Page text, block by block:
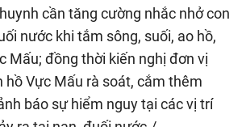
cần tăng cường nhắc nhở con
nước khi tắm sông, suối, ao hồ,
Mấu; đồng thời kiến nghị đơn vị
hồ Vực Mấu rà soát, cắm thêm
báo sự hiểm nguy tại các vị trí